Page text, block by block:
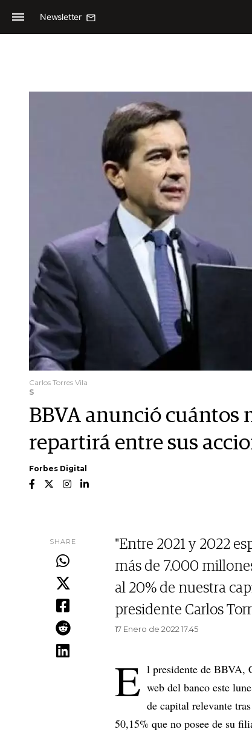
Newsletter
Carlos Torres Vila
S
BBVA anunció cuántos
repartirá entre sus
Forbes Digital
SHARE
"Entre 2021 y 2022
más de 7.000
al 20% de nuestra
presidente Carlos
17 Enero de 2022 17.45
E l presidente de BBVA,
web del banco este
de capital relevante
50,15% que no posee de su